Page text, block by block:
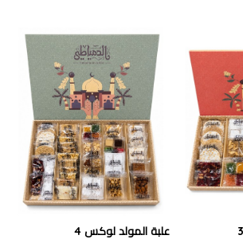
علبة المولد لوكس 4